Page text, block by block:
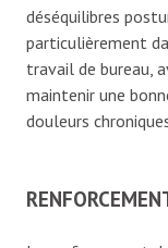
déséquilibres
particulièrement
travail de bureau,
maintenir une
douleurs